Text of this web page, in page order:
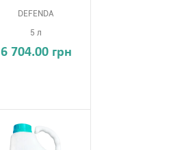
DEFENDA
5 л
6 704.00 грн